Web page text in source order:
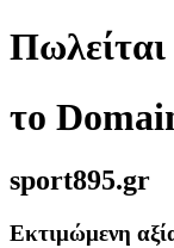
Πωλείται
το
sport895.gr
Εκτιμώμενη